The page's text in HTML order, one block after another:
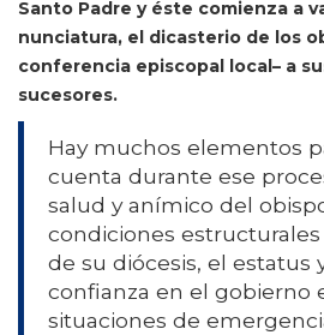
Santo Padre y éste comienza a
nunciatura, el dicasterio de los
conferencia episcopal local– a
sucesores.
Hay muchos elementos
cuenta durante ese
salud y anímico del
condiciones
de su diócesis, el estatus
confianza en el gobierno
situaciones de